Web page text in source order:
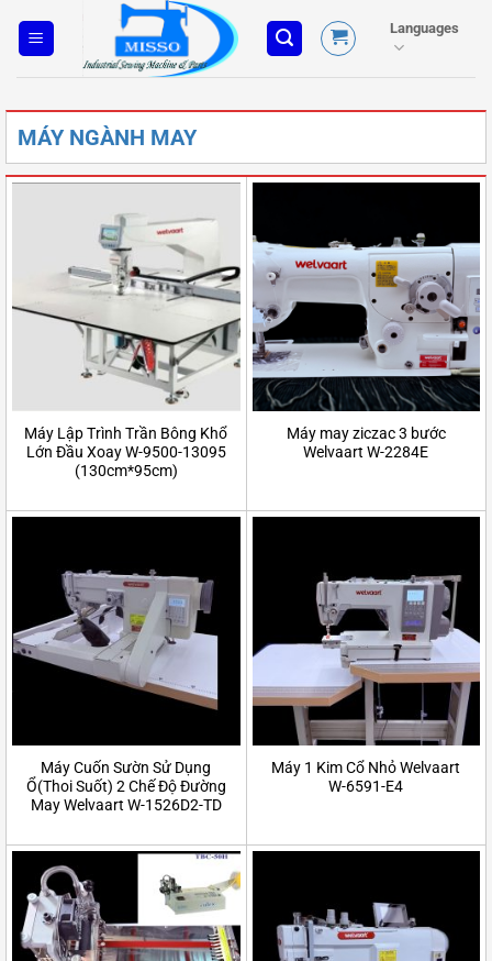
Languages
MÁY NGÀNH MAY
Máy Lập Trình Trần Bông Khổ
Lớn Đầu Xoay W-9500-13095
(130cm*95cm)
Máy may ziczac 3 bước
Welvaart W-2284E
Máy Cuốn Sườn Sử Dụng
Ổ(Thoi Suốt) 2 Chế Độ Đường
May Welvaart W-1526D2-TD
Máy 1 Kim Cổ Nhỏ Welvaart
W-6591-E4